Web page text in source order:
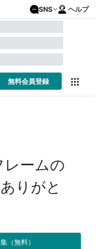
SNS ヘルプ
無料会員登録
レームの
りがと
（無料）